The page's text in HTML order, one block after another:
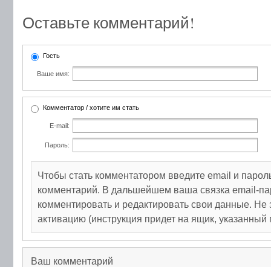
Оставьте комментарий!
Гость
Ваше имя:
Комментатор / хотите им стать
E-mail:
Пароль:
Чтобы стать комментатором введите email и
комментарий. В дальшейшем ваша связка email-
комментировать и редактировать свои данные. Не
активацию (инструкция придет на ящик, указанный
Ваш комментарий